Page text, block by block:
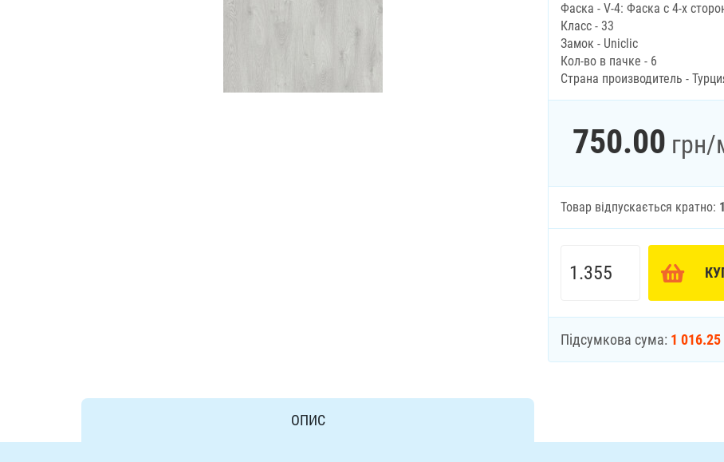
Фаска - V-4: Фаска с 4-х
Класс - 33
Замок - Uniclic
Кол-во в пачке - 6
Страна производитель -
750.00 грн/
Товар відпускається кратно:
Підсумкова сума: 1 016.25
ОПИС